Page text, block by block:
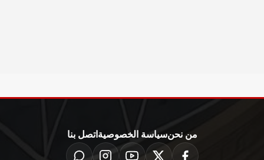
من نحنسياسة الخصوصية اتصل بنا